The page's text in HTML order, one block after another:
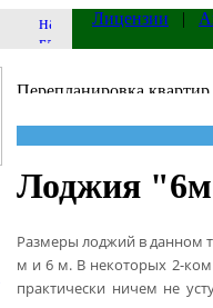
Лицензии |
Лоджия
Размеры лоджий в данном
м и 6 м. В некоторых 2-
практически ничем не